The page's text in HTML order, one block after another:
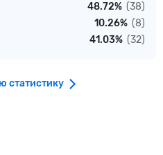
48.72% (38)
10.26% (8)
41.03% (32)
статистику